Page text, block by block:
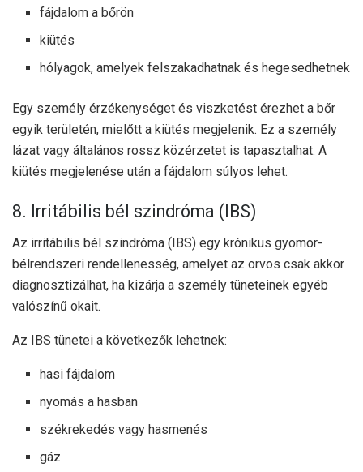
fájdalom a bőrön
kiütés
hólyagok, amelyek felszakadhatnak és hegesedhetnek
Egy személy érzékenységet és viszketést érezhet a bőr
egyik területén, mielőtt a kiütés megjelenik. Ez a személy
lázat vagy általános rossz közérzetet is tapasztalhat. A
kiütés megjelenése után a fájdalom súlyos lehet.
8. Irritábilis bél szindróma (IBS)
Az irritábilis bél szindróma (IBS) egy krónikus gyomor-
bélrendszeri rendellenesség, amelyet az orvos csak akkor
diagnosztizálhat, ha kizárja a személy tüneteinek egyéb
valószínű okait.
Az IBS tünetei a következők lehetnek:
hasi fájdalom
nyomás a hasban
székrekedés vagy hasmenés
gáz